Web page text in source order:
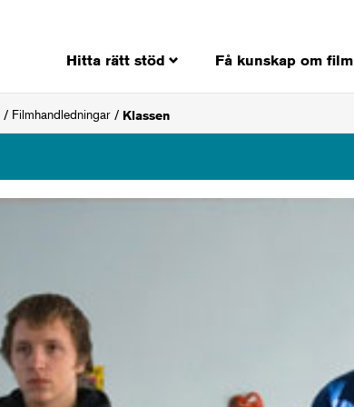
Hitta rätt stöd Få kunskap om film
Filmhandledningar Klassen